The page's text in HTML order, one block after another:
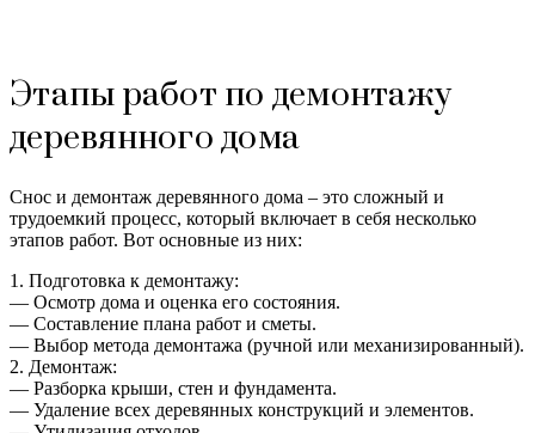
Этапы работ по демонтажу
деревянного дома
Снос и демонтаж деревянного дома – это сложный и
трудоемкий процесс, который включает в себя несколько
этапов работ. Вот основные из них:
1. Подготовка к демонтажу:
— Осмотр дома и оценка его состояния.
— Составление плана работ и сметы.
— Выбор метода демонтажа (ручной или механизированный).
2. Демонтаж:
— Разборка крыши, стен и фундамента.
— Удаление всех деревянных конструкций и элементов.